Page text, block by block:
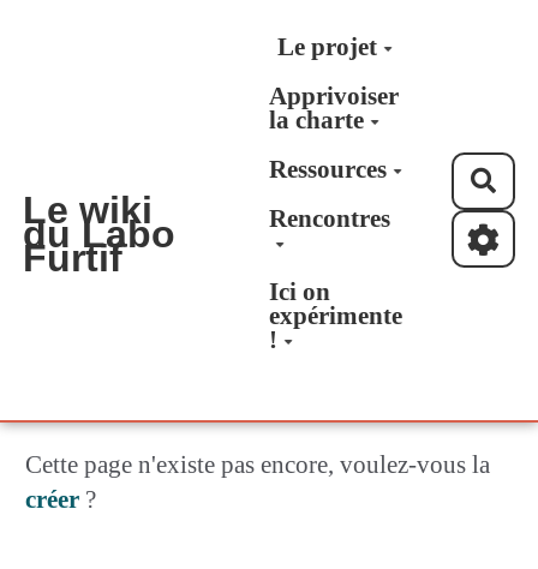
Aller au contenu principal
Le wiki
du Labo
Furtif
Le projet
Apprivoiser
la charte
Ressources
Rencontres
Ici on
expérimente
!
Cette page n'existe pas encore, voulez-vous la
créer ?